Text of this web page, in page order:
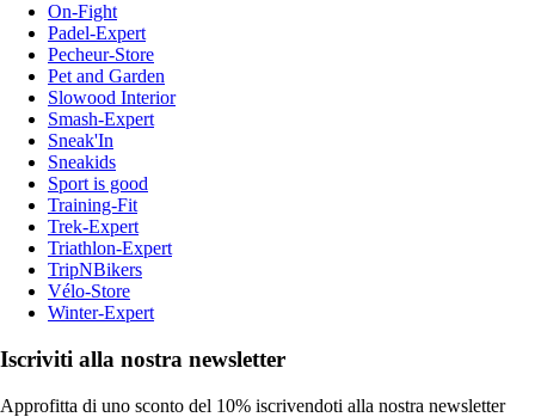
On-Fight
Padel-Expert
Pecheur-Store
Pet and Garden
Slowood Interior
Smash-Expert
Sneak'In
Sneakids
Sport is good
Training-Fit
Trek-Expert
Triathlon-Expert
TripNBikers
Vélo-Store
Winter-Expert
Iscriviti alla nostra newsletter
Approfitta di uno sconto del 10% iscrivendoti alla nostra newsletter